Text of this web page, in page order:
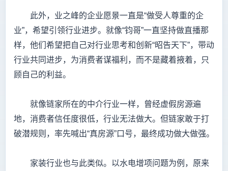
此外，业之峰的企业愿景一直是“做受人尊重的企
业”，希望引领行业进步。就像“钧哥”一直坚持做直播那
样，他们希望把自己对行业思考和创新“昭告天下”，带动
行业共同进步，为消费者谋福利，而不是藏着掖着，只
顾自己的利益。
就像链家所在的中介行业一样，曾经虚假房源遍
地，消费者信任度很低，行业无法做大。但链家敢于打
破潜规则，率先喊出“真房源”口号，最终成功做大做强。
家装行业也与此类似。以水电增项问题为例，原来